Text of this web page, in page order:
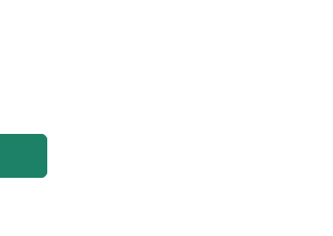
ou diminuer la quantité.